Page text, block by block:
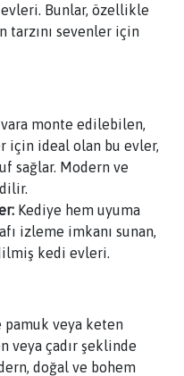
evleri. Bunlar, özellikle
tarzını sevenler için
monte edilebilen,
için ideal olan bu evler,
sağlar. Modern ve
Kediye hem uyuma
izleme imkanı sunan,
kedi evleri.
veya keten
veya çadır şeklinde
doğal ve bohem